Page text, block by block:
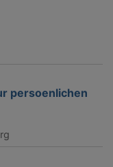
persoenlichen